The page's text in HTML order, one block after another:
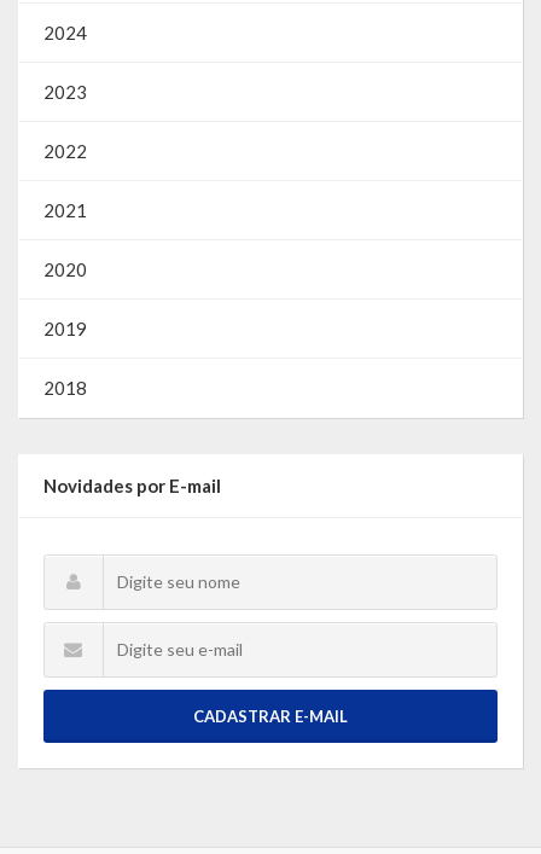
2024
2023
2022
2021
2020
2019
2018
Novidades por E-mail
CADASTRAR E-MAIL